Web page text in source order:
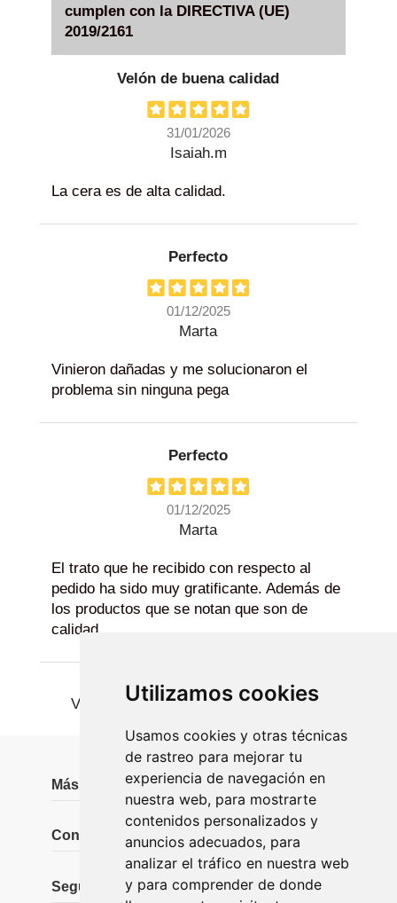
Utilizamos cookies
Usamos cookies y otras técnicas
de rastreo para mejorar tu
experiencia de navegación en
nuestra web, para mostrarte
contenidos personalizados y
anuncios adecuados, para
analizar el tráfico en nuestra web
y para comprender de donde
cumplen con la DIRECTIVA (UE)
2019/2161
Velón de buena calidad
31/01/2026
Isaiah.m
La cera es de alta calidad.
Perfecto
01/12/2025
Marta
Vinieron dañadas y me solucionaron el
problema sin ninguna pega
Perfecto
01/12/2025
Marta
El trato que he recibido con respecto al
pedido ha sido muy gratificante. Además de
los productos que se notan que son de
calidad
Ver más
Más información
Contáctanos
Seguidores